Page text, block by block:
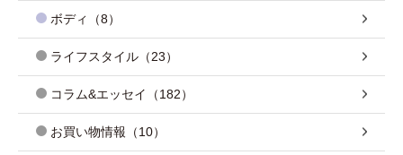
ボディ（8）
ライフスタイル（23）
コラム&エッセイ（182）
お買い物情報（10）